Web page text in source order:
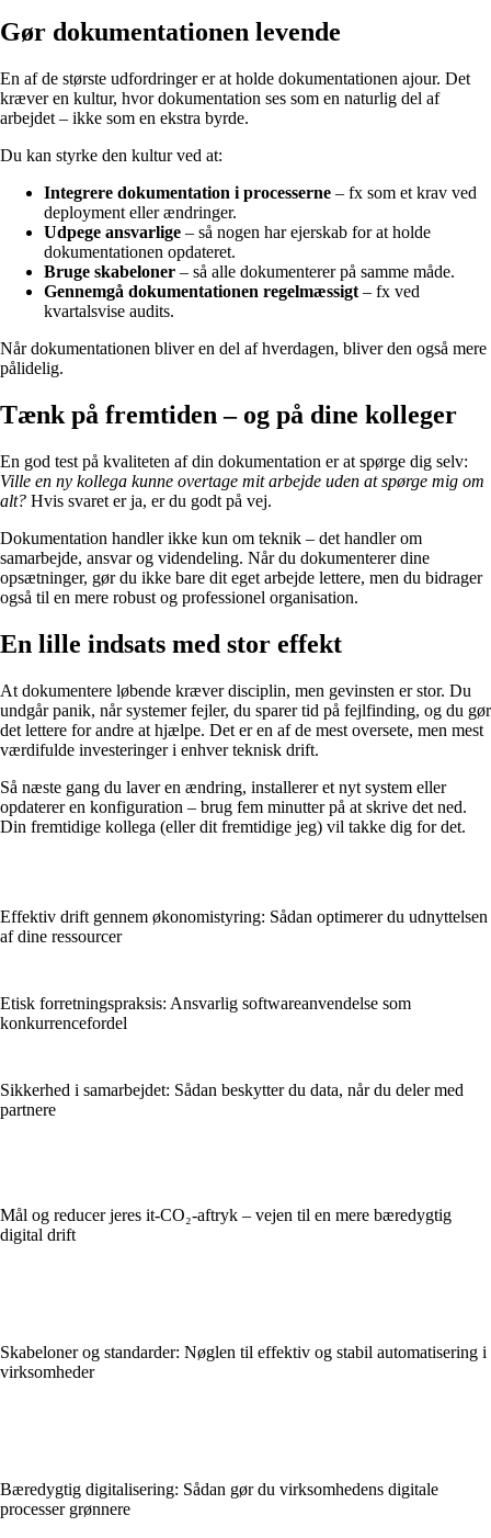
Gør dokumentationen levende
En af de største udfordringer er at holde dokumentationen ajour. Det
kræver en kultur, hvor dokumentation ses som en naturlig del af
arbejdet – ikke som en ekstra byrde.
Du kan styrke den kultur ved at:
Integrere dokumentation i processerne – fx som et krav ved
deployment eller ændringer.
Udpege ansvarlige – så nogen har ejerskab for at holde
dokumentationen opdateret.
Bruge skabeloner – så alle dokumenterer på samme måde.
Gennemgå dokumentationen regelmæssigt – fx ved
kvartalsvise audits.
Når dokumentationen bliver en del af hverdagen, bliver den også mere
pålidelig.
Tænk på fremtiden – og på dine kolleger
En god test på kvaliteten af din dokumentation er at spørge dig selv:
Ville en ny kollega kunne overtage mit arbejde uden at spørge mig om
alt? Hvis svaret er ja, er du godt på vej.
Dokumentation handler ikke kun om teknik – det handler om
samarbejde, ansvar og videndeling. Når du dokumenterer dine
opsætninger, gør du ikke bare dit eget arbejde lettere, men du bidrager
også til en mere robust og professionel organisation.
En lille indsats med stor effekt
At dokumentere løbende kræver disciplin, men gevinsten er stor. Du
undgår panik, når systemer fejler, du sparer tid på fejlfinding, og du gør
det lettere for andre at hjælpe. Det er en af de mest oversete, men mest
værdifulde investeringer i enhver teknisk drift.
Så næste gang du laver en ændring, installerer et nyt system eller
opdaterer en konfiguration – brug fem minutter på at skrive det ned.
Din fremtidige kollega (eller dit fremtidige jeg) vil takke dig for det.
Effektiv drift gennem økonomistyring: Sådan optimerer du udnyttelsen
af dine ressourcer
Etisk forretningspraksis: Ansvarlig softwareanvendelse som
konkurrencefordel
Sikkerhed i samarbejdet: Sådan beskytter du data, når du deler med
partnere
Mål og reducer jeres it-CO₂-aftryk – vejen til en mere bæredygtig
digital drift
Skabeloner og standarder: Nøglen til effektiv og stabil automatisering i
virksomheder
Bæredygtig digitalisering: Sådan gør du virksomhedens digitale
processer grønnere